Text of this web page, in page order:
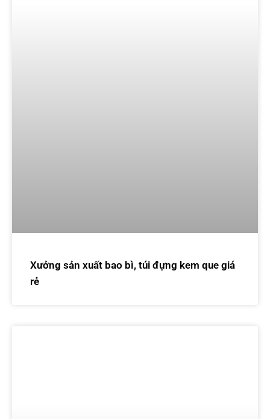
Xưởng sản xuất bao bì, túi đựng kem que giá
rẻ